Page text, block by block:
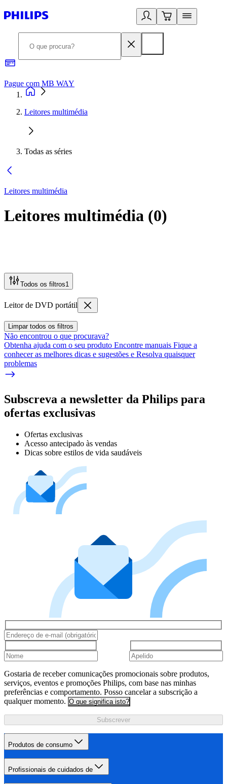
Pague com MB WAY
Leitores multimédia
Todas as séries
Leitores multimédia
Leitores multimédia (0)
Todos os filtros1
Leitor de DVD portátil
Limpar todos os filtros
Não encontrou o que procurava?
Obtenha ajuda com o seu produto Encontre manuais Fique a
conhecer as melhores dicas e sugestões e Resolva quaisquer
problemas
Subscreva a newsletter da Philips para
ofertas exclusivas
Ofertas exclusivas
Acesso antecipado às vendas
Dicas sobre estilos de vida saudáveis
Gostaria de receber comunicações promocionais sobre produtos,
serviços, eventos e promoções Philips, com base nas minhas
preferências e comportamento. Posso cancelar a subscrição a
qualquer momento. O que significa isto?
Subscrever
Produtos de consumo
Profissionais de cuidados de